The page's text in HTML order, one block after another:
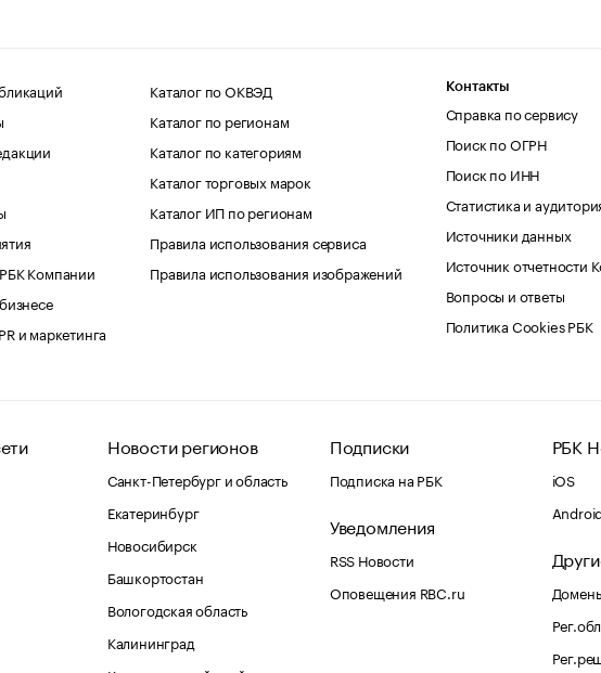
Компании
и маркетинга
Каталог по ОКВЭД
Каталог по регионам
Каталог по категориям
Каталог торговых марок
Каталог ИП по регионам
Правила использования сервиса
Правила использования изображений
Контакты
Справка по сервису
Поиск по ОГРН
Поиск по ИНН
Статистика и
Источники данных
Источник отчетности
Вопросы и ответы
Политика Cookies РБК
Новости регионов
Санкт-Петербург и область
Екатеринбург
Новосибирск
Башкортостан
Вологодская область
Калининград
Подписки
Подписка на РБК
Уведомления
RSS Новости
Оповещения RBC.ru
РБК
iOS